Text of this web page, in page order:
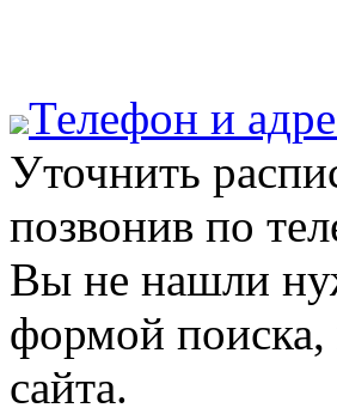
Телефон и
Уточнить
позвонив по
Вы не нашли
формой поиска,
сайта.